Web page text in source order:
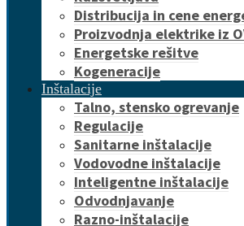
Distribucija in cene
Proizvodnja elektrike iz
Energetske rešitve
Kogeneracije
Inštalacije
Talno, stensko ogrevanje
Regulacije
Sanitarne inštalacije
Vodovodne inštalacije
Inteligentne inštalacije
Odvodnjavanje
Razno-inštalacije